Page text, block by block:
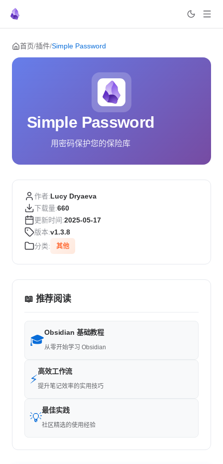
Skip to content
首页/插件/Simple Password
Simple Password
用密码保护您的保险库
作者:Lucy Dryaeva
下载量:660
更新时间:2025-05-17
版本:v1.3.8
分类:
其他
📖 推荐阅读
🎓
Obsidian 基础教程
从零开始学习 Obsidian
⚡
高效工作流
提升笔记效率的实用技巧
💡
最佳实践
社区精选的使用经验